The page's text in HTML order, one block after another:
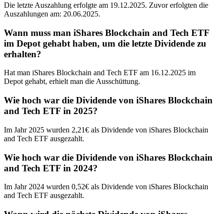
Die letzte Auszahlung erfolgte am 19.12.2025. Zuvor erfolgten die
Auszahlungen am: 20.06.2025.
Wann muss man iShares Blockchain and Tech ETF
im Depot gehabt haben, um die letzte Dividende zu
erhalten?
Hat man iShares Blockchain and Tech ETF am 16.12.2025 im
Depot gehabt, erhielt man die Ausschüttung.
Wie hoch war die Dividende von iShares Blockchain
and Tech ETF in 2025?
Im Jahr 2025 wurden 2,21€ als Dividende von iShares Blockchain
and Tech ETF ausgezahlt.
Wie hoch war die Dividende von iShares Blockchain
and Tech ETF in 2024?
Im Jahr 2024 wurden 0,52€ als Dividende von iShares Blockchain
and Tech ETF ausgezahlt.